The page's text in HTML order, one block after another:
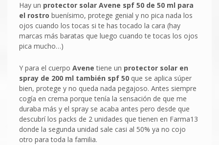
Hay un protector solar Avene spf 50 de 50 ml para
el rostro buenísimo, protege genial y no pica nada los
ojos cuando los tocas si te has tocado la cara (hay
marcas más baratas que luego cuando te tocas los ojos
pica mucho…)
Y para el cuerpo Avene tiene un protector solar en
spray de 200 ml también spf 50 que se aplica súper
bien, protege y no queda nada pegajoso. Antes siempre
cogía en crema porque tenía la sensación de que me
duraba más y el spray se acaba antes pero desde que
descubrí los packs de 2 unidades que tienen en Farma13
donde la segunda unidad sale casi al 50% ya no cojo
otro para toda la familia.